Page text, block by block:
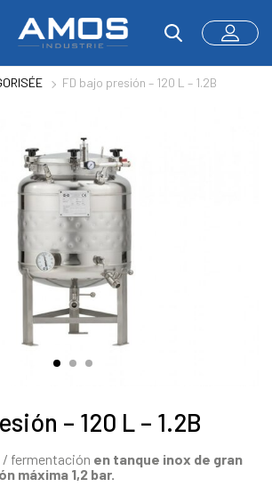
FD bajo presión – 120 L – 1.2B
– 120 L – 1.2B
/ fermentación en tanque inox de gran
máxima 1,2 bar.